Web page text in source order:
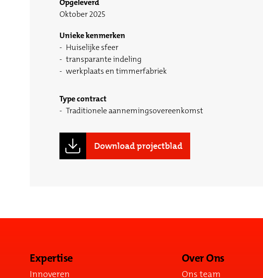
Opgeleverd
Oktober 2025
Unieke kenmerken
Huiselijke sfeer
transparante indeling
werkplaats en timmerfabriek
Type contract
Traditionele aannemingsovereenkomst
Download projectblad
Expertise
Innoveren
Over Ons
Ons team